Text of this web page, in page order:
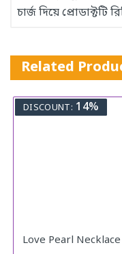
চার্জ দিয়ে প্রোডাক্টটি
Related
DISCOUNT: 14%
Love Pearl Necklace